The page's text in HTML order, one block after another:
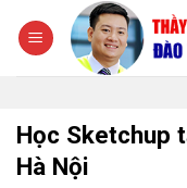
đến
Học Sketchup
Hà Nội